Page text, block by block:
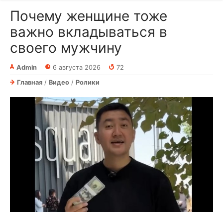
Почему женщине тоже
важно вкладываться в
своего мужчину
Admin 6 августа 2026
72
Главная / Видео / Ролики